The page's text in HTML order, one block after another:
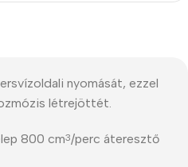
nyomását, ezzel
létrejöttét.
800 cm3/perc áteresztő